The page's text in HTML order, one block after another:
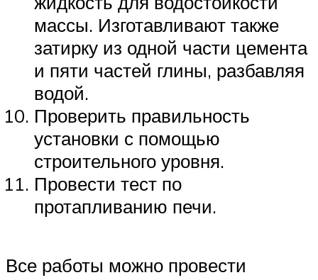
массы. Изготавливают также
затирку из одной части цемента
и пяти частей глины, разбавляя
водой.
Проверить правильность
установки с помощью
строительного уровня.
Провести тест по
протапливанию печи.
Все работы можно провести